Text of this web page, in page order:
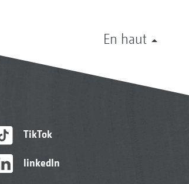
En haut
TikTok
linkedIn